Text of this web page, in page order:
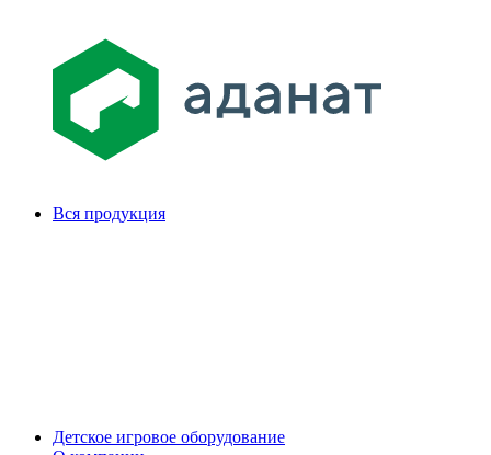
Вся продукция
Детское игровое оборудование